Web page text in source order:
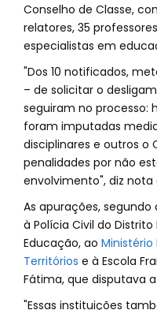
Conselho de Classe,
relatores, 35
especialistas em
"Dos 10 notificados,
– de solicitar o
seguiram no processo:
foram imputadas
disciplinares e outros o
penalidades por não
envolvimento", diz nota
As apurações,
à Polícia Civil do
Educação, ao Ministério
Territórios e à Escola
Fátima, que disputava
"Essas instituições